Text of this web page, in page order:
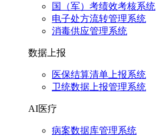
国（军）考绩效考核系统
电子处方流转管理系统
消毒供应管理系统
数据上报
医保结算清单上报系统
卫统数据上报管理系统
AI医疗
病案数据库管理系统